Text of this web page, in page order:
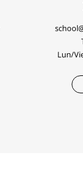
Lun/